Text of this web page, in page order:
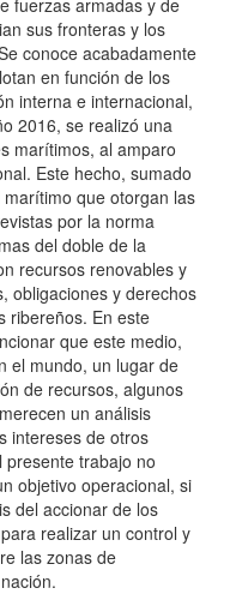
fuerzas armadas y de
sus fronteras y los
conoce acabadamente
en función de los
interna e internacional,
2016, se realizó una
marítimos, al amparo
Este hecho, sumado
que otorgan las
por la norma
del doble de la
recursos renovables y
obligaciones y derechos
ribereños. En este
que este medio,
el mundo, un lugar de
de recursos, algunos
un análisis
intereses de otros
presente trabajo no
objetivo operacional, si
del accionar de los
realizar un control y
las zonas de